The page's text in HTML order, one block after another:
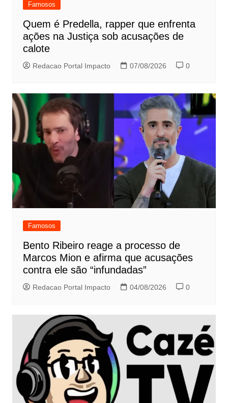
Famosos
Quem é Predella, rapper que enfrenta
ações na Justiça sob acusações de
calote
Redacao Portal Impacto 07/08/2026 0
Famosos
Bento Ribeiro reage a processo de
Marcos Mion e afirma que acusações
contra ele são “infundadas”
Redacao Portal Impacto 04/08/2026 0